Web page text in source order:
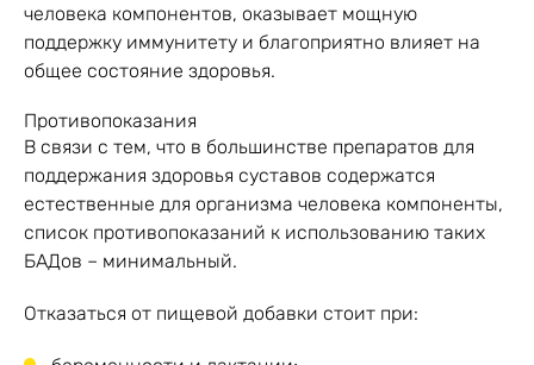
человека компонентов, оказывает мощную
поддержку иммунитету и благоприятно влияет на
общее состояние здоровья.
Противопоказания
В связи с тем, что в большинстве препаратов для
поддержания здоровья суставов содержатся
естественные для организма человека компоненты,
список противопоказаний к использованию таких
БАДов – минимальный.
Отказаться от пищевой добавки стоит при: